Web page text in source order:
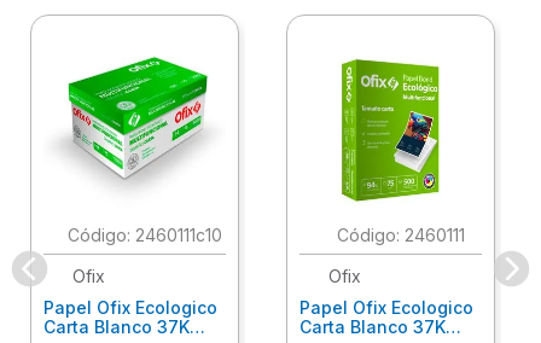
: 2460111c10
Ofix
Papel Ofix Ecologico
Carta Blanco 37K
: 2460111
Ofix
Papel Ofix Ecologico
Carta Blanco 37K